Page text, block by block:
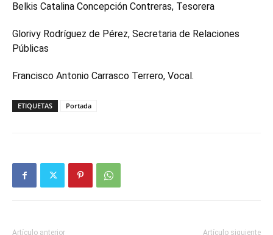
Belkis Catalina Concepción Contreras, Tesorera
Glorivy Rodríguez de Pérez, Secretaria de Relaciones
Públicas
Francisco Antonio Carrasco Terrero, Vocal.
ETIQUETAS Portada
Artículo anterior Artículo siguiente